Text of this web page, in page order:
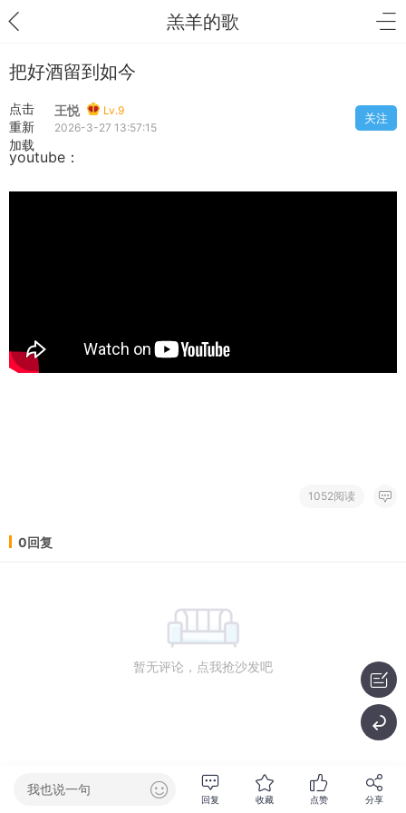
羔羊的歌
把好酒留到如今
点击
重新
加载
王悦
Lv.9
2026-3-27 13:57:15
关注
youtube：
1052阅读
0回复
暂无评论，点我抢沙发吧
我也说一句
回复 收藏 点赞 分享